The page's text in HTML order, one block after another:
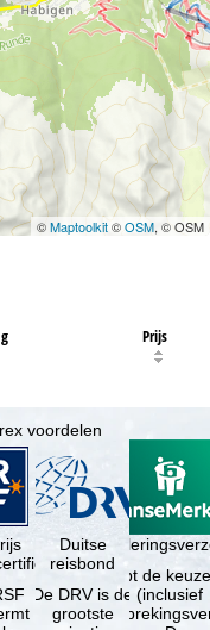
©Maptoolkit©OSM, © OSM
Prijs
voordelen
Duitse
reisbond
De DRV is de
grootste
Je hebt de
(inclusief